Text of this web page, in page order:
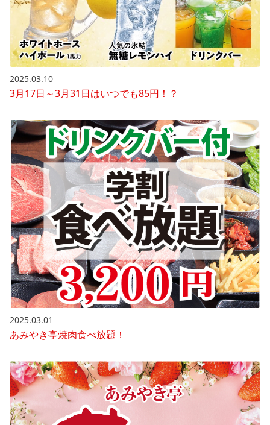
2025.03.10
3月17日～3月31日はいつでも85円！？
2025.03.01
あみやき亭焼肉食べ放題！